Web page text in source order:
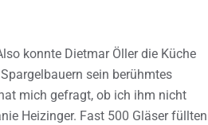
konnte Dietmar Öller die Küche
sein berühmtes
mich gefragt, ob ich ihm nicht
Heizinger. Fast 500 Gläser füllten